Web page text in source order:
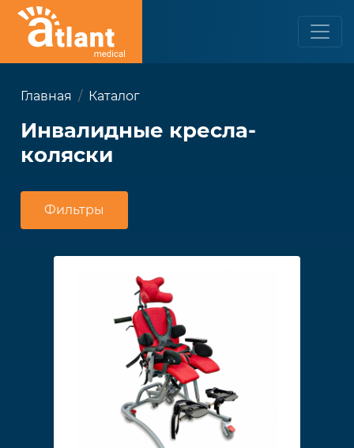
Главная Каталог
Инвалидные кресла-
коляски
Фильтры